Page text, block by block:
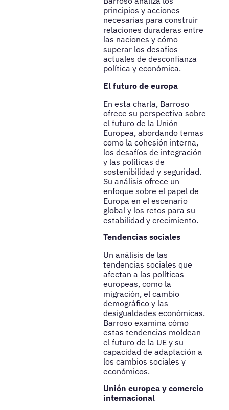
principios y acciones
necesarias para construir
relaciones duraderas entre
las naciones y cómo
superar los desafíos
actuales de desconfianza
política y económica.
El futuro de europa
En esta charla, Barroso
ofrece su perspectiva sobre
el futuro de la Unión
Europea, abordando temas
como la cohesión interna,
los desafíos de integración
y las políticas de
sostenibilidad y seguridad.
Su análisis ofrece un
enfoque sobre el papel de
Europa en el escenario
global y los retos para su
estabilidad y crecimiento.
Tendencias sociales
Un análisis de las
tendencias sociales que
afectan a las políticas
europeas, como la
migración, el cambio
demográfico y las
desigualdades económicas.
Barroso examina cómo
estas tendencias moldean
el futuro de la UE y su
capacidad de adaptación a
los cambios sociales y
económicos.
Unión europea y comercio
internacional